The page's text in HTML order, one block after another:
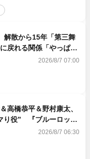
散から15年「第三舞
戻れる関係「やっぱり
す」
2026/8/7 07:00
高橋恭平＆野村康太、
り役” 『ブルーロッ
ームワーク2026/8/7 06:30